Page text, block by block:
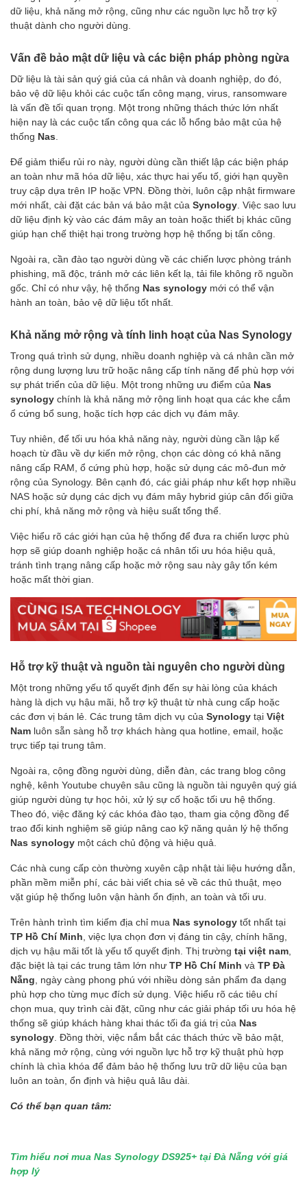
dữ liệu, khả năng mở rộng, cũng như các nguồn lực hỗ trợ kỹ
thuật dành cho người dùng.
Vấn đề bảo mật dữ liệu và các biện pháp phòng ngừa
Dữ liệu là tài sản quý giá của cá nhân và doanh nghiệp, do đó,
bảo vệ dữ liệu khỏi các cuộc tấn công mạng, virus, ransomware
là vấn đề tối quan trọng. Một trong những thách thức lớn nhất
hiện nay là các cuộc tấn công qua các lỗ hổng bảo mật của hệ
thống Nas
Để giảm thiểu rủi ro này, người dùng cần thiết lập các biện pháp
an toàn như mã hóa dữ liệu, xác thực hai yếu tố, giới hạn quyền
truy cập dựa trên IP hoặc VPN. Đồng thời, luôn cập nhật firmware
mới nhất, cài đặt các bản vá bảo mật của Synology . Việc sao lưu
dữ liệu định kỳ vào các đám mây an toàn hoặc thiết bị khác cũng
giúp hạn chế thiệt hại trong trường hợp hệ thống bị tấn công.
Ngoài ra, cần đào tạo người dùng về các chiến lược phòng tránh
phishing, mã độc, tránh mở các liên kết lạ, tải file không rõ nguồn
gốc. Chỉ có như vậy, hệ thống Nas synology mới có thể vận
hành an toàn, bảo vệ dữ liệu tốt nhất.
Khả năng mở rộng và tính linh hoạt của Nas Synology
Trong quá trình sử dụng, nhiều doanh nghiệp và cá nhân cần mở
rộng dung lượng lưu trữ hoặc nâng cấp tính năng để phù hợp với
sự phát triển của dữ liệu. Một trong những ưu điểm của Nas
synology chính là khả năng mở rộng linh hoạt qua các khe cắm
ổ cứng bổ sung, hoặc tích hợp các dịch vụ đám mây.
Tuy nhiên, để tối ưu hóa khả năng này, người dùng cần lập kế
hoạch từ đầu về dự kiến mở rộng, chọn các dòng có khả năng
nâng cấp RAM, ổ cứng phù hợp, hoặc sử dụng các mô-đun mở
rộng của Synology. Bên cạnh đó, các giải pháp như kết hợp nhiều
NAS hoặc sử dụng các dịch vụ đám mây hybrid giúp cân đối giữa
chi phí, khả năng mở rộng và hiệu suất tổng thể.
Việc hiểu rõ các giới hạn của hệ thống để đưa ra chiến lược phù
hợp sẽ giúp doanh nghiệp hoặc cá nhân tối ưu hóa hiệu quả,
tránh tình trạng nâng cấp hoặc mở rộng sau này gây tốn kém
hoặc mất thời gian.
Hỗ trợ kỹ thuật và nguồn tài nguyên cho người dùng
Một trong những yếu tố quyết định đến sự hài lòng của khách
hàng là dịch vụ hậu mãi, hỗ trợ kỹ thuật từ nhà cung cấp hoặc
các đơn vị bán lẻ. Các trung tâm dịch vụ của Synology tại Việt
Nam luôn sẵn sàng hỗ trợ khách hàng qua hotline, email, hoặc
trực tiếp tại trung tâm.
Ngoài ra, cộng đồng người dùng, diễn đàn, các trang blog công
nghệ, kênh Youtube chuyên sâu cũng là nguồn tài nguyên quý giá
giúp người dùng tự học hỏi, xử lý sự cố hoặc tối ưu hệ thống.
Theo đó, việc đăng ký các khóa đào tạo, tham gia cộng đồng để
trao đổi kinh nghiệm sẽ giúp nâng cao kỹ năng quản lý hệ thống
Nas synology một cách chủ động và hiệu quả.
Các nhà cung cấp còn thường xuyên cập nhật tài liệu hướng dẫn,
phần mềm miễn phí, các bài viết chia sẻ về các thủ thuật, mẹo
vặt giúp hệ thống luôn vận hành ổn định, an toàn và tối ưu.
Trên hành trình tìm kiếm địa chỉ mua Nas synology tốt nhất tại
TP Hồ Chí Minh , việc lựa chọn đơn vị đáng tin cậy, chính hãng,
dịch vụ hậu mãi tốt là yếu tố quyết định. Thị trường tại việt nam
đặc biệt là tại các trung tâm lớn như TP Hồ Chí Minh và TP Đà
Nẵng , ngày càng phong phú với nhiều dòng sản phẩm đa dạng
phù hợp cho từng mục đích sử dụng. Việc hiểu rõ các tiêu chí
chọn mua, quy trình cài đặt, cũng như các giải pháp tối ưu hóa hệ
thống sẽ giúp khách hàng khai thác tối đa giá trị của Nas
synology . Đồng thời, việc nắm bắt các thách thức về bảo mật,
khả năng mở rộng, cùng với nguồn lực hỗ trợ kỹ thuật phù hợp
chính là chìa khóa để đảm bảo hệ thống lưu trữ dữ liệu của bạn
luôn an toàn, ổn định và hiệu quả lâu dài.
Có thể bạn quan tâm:
Tìm hiểu nơi mua Nas Synology DS925+ tại Đà Nẵng với giá
hợp lý